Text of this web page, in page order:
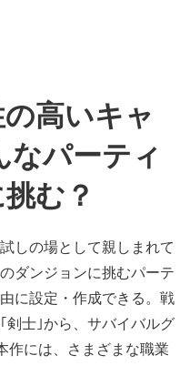
高いキャ
なパーティ
む？
しの場として親しまれて
ダンジョンに挑むパーテ
に設定・作成できる。戦
士｣から、サバイバルグ
には、さまざまな職業